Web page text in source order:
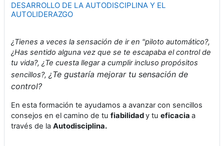
DESARROLLO DE LA AUTODISCIPLINA Y EL
AUTOLIDERAZGO
¿Tienes a veces la sensación de ir en "piloto automático?,
¿Has sentido alguna vez que se te escapaba el control de
tu vida?, ¿Te cuesta llegar a cumplir incluso propósitos
sencillos?, ¿Te gustaría mejorar tu sensación de
control?
En esta formación te ayudamos a avanzar con sencillos
consejos en el camino de tu fiabilidady tu eficacia a
través de la Autodisciplina.